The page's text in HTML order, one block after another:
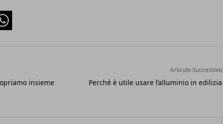
insieme
Articolo Successivo
Perché è utile usare l’alluminio in edilizia